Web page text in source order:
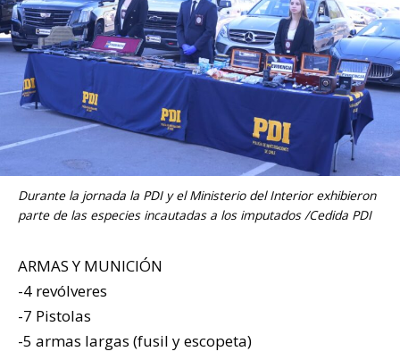
Durante la jornada la PDIy el Ministerio del Interior exhibieron
parte de las especies incautadas a los imputados /Cedida PDI
ARMAS Y MUNICIÓN
-4 revólveres
-7 Pistolas
-5 armas largas (fusil y escopeta)